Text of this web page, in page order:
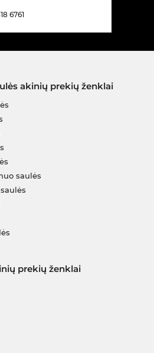
6761
akinių prekių ženklai
saulės
prekių ženklai